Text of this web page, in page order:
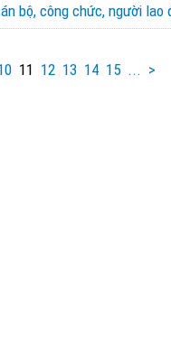
bộ, công chức, người lao
11 12 13 14 15 ... >